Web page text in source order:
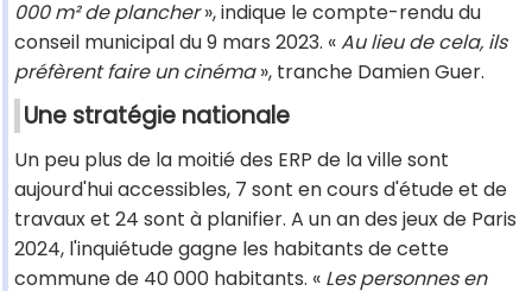
000 m² de plancher», indique le compte-rendu du
conseil municipal du 9 mars 2023. «Au lieu de cela, ils
préfèrent faire un cinéma», tranche Damien Guer.
Une stratégie nationale
Un peu plus de la moitié des ERP de la ville sont
aujourd'hui accessibles, 7 sont en cours d'étude et de
travaux et 24 sont à planifier. A un an des jeux de Paris
2024, l'inquiétude gagne les habitants de cette
commune de 40 000 habitants. « Les personnes en